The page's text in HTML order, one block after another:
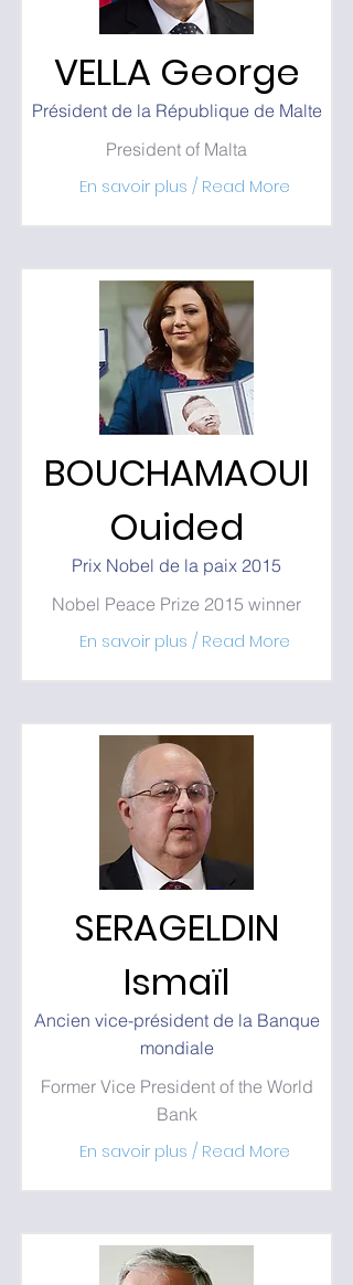
VELLA George
Président de la République de Malte
President of Malta
En savoir plus / Read More
BOUCHAMAOUI
Ouided
Prix Nobel de la paix 2015
Nobel Peace Prize 2015 winner
En savoir plus / Read More
SERAGELDIN
Ismaïl
Ancien vice-président de la Banque
mondiale
Former Vice President of the World
Bank
En savoir plus / Read More